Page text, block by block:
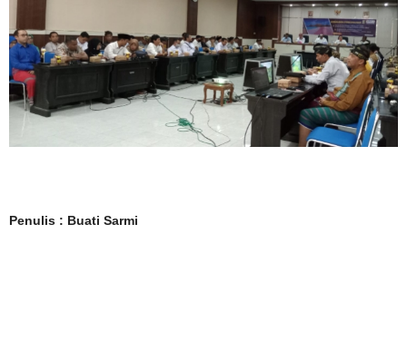
Penulis : Buati Sarmi